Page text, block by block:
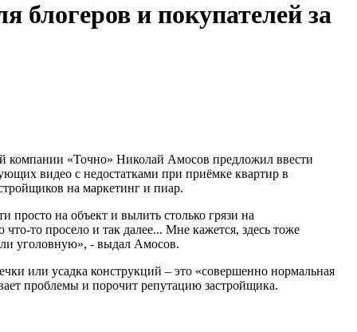
блогеров и покупателей за
компании «Точно» Николай Амосов предложил ввести
видео с недостатками при приёмке квартир в
на маркетинг и пиар.
просто на объект и вылить столько грязи на
что-то просело и так далее... Мне кажется, здесь тоже
уголовную», - выдал Амосов.
или усадка конструкций – это «совершенно нормальная
проблемы и порочит репутацию застройщика.